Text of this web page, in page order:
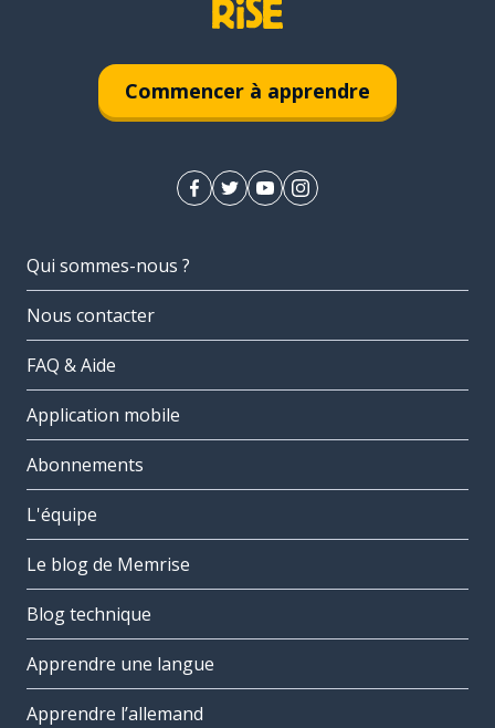
Commencer à apprendre
Qui sommes-nous ?
Nous contacter
FAQ & Aide
Application mobile
Abonnements
L'équipe
Le blog de Memrise
Blog technique
Apprendre une langue
Apprendre l’allemand